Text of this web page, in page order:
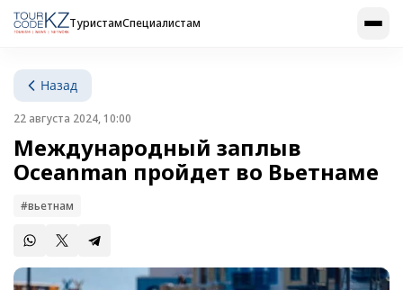
ТуристамСпециалистам
Назад
22 августа 2024, 10:00
Международный заплыв
Oceanman пройдет во Вьетнаме
#вьетнам